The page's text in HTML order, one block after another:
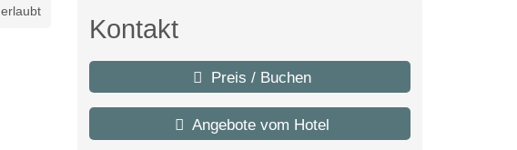
erlaubt
Kontakt
Preis / Buchen
Angebote vom Hotel